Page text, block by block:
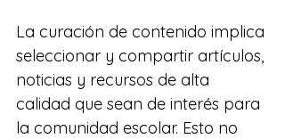
La curación de contenido implica
seleccionar y compartir artículos,
noticias y recursos de alta
calidad que sean de interés para
la comunidad escolar. Esto no